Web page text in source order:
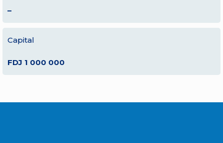
–
Capital
FDJ 1 000 000